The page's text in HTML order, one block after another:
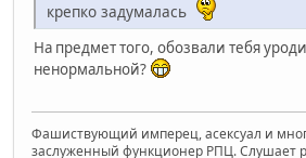
крепко задумалась
На предмет того, обозвали тебя
ненормальной?
Фашиствующий имперец, асексуал и
заслуженный функционер РПЦ. Слушает